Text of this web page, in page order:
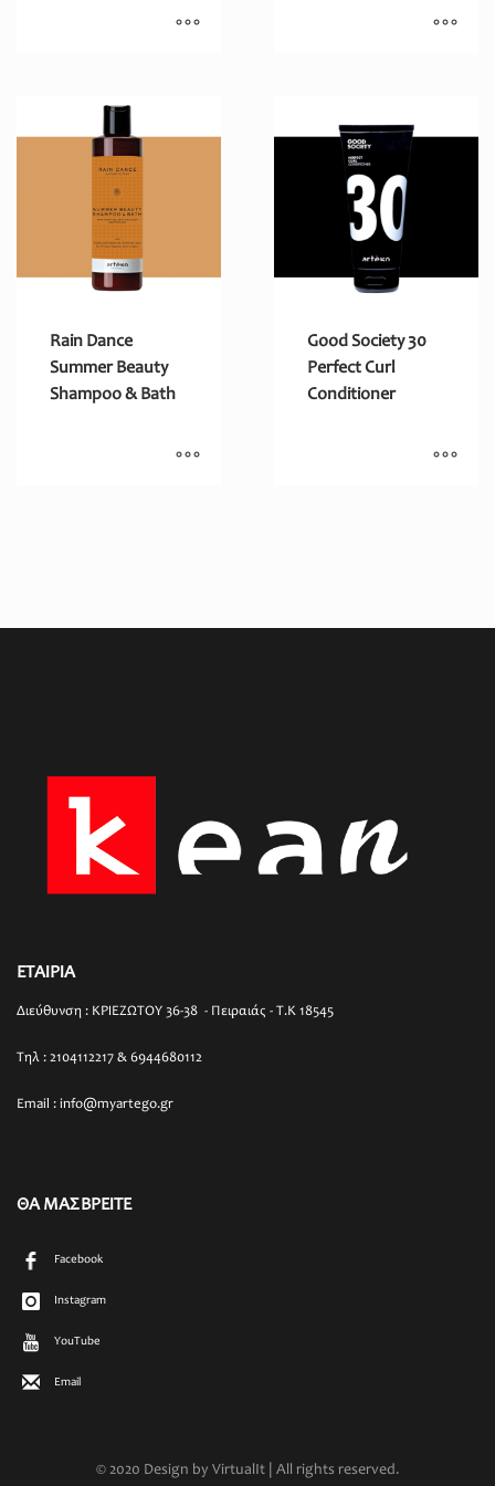
Rain Dance
Summer Beauty
Shampoo & Bath
Good Society 30
Perfect Curl
Conditioner
ΕΤΑΙΡΙΑ
Διεύθυνση : ΚΡΙΕΖΩΤΟΥ 36-38 - Πειραιάς - T.K 18545
Τηλ : 2104112217 & 6944680112
Email : info@myartego.gr
ΘΑ ΜΑΣ ΒΡΕΙΤΕ
Facebook
Instagram
YouTube
Email
© 2020 Design by VirtualIt | All rights reserved.